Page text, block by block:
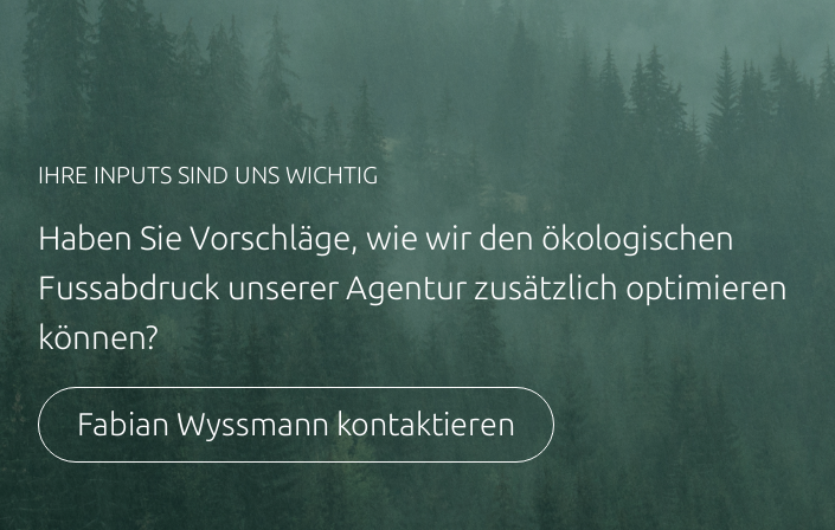
IHRE INPUTS SIND UNS WICHTIG
Haben Sie Vorschläge, wie wir den ökologischen
Fussabdruck unserer Agentur zusätzlich optimieren
können?
Fabian Wyssmann kontaktieren